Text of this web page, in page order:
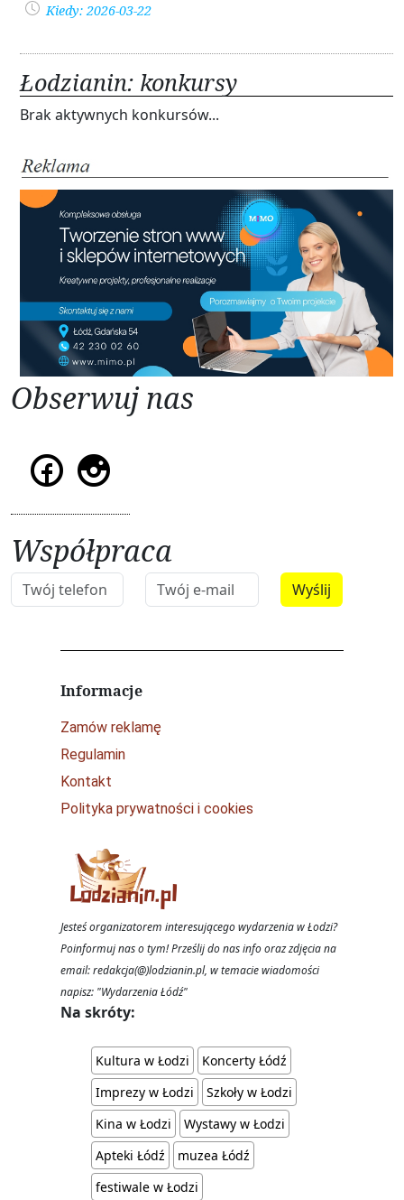
Kiedy: 2026-03-22
Łodzianin: konkursy
Brak aktywnych konkursów...
Obserwuj nas
Współpraca
Informacje
Zamów reklamę
Regulamin
Kontakt
Polityka prywatności i cookies
Jesteś organizatorem interesującego wydarzenia w Łodzi?
Poinformuj nas o tym! Prześlij do nas info oraz zdjęcia na
email: redakcja(@)lodzianin.pl, w temacie wiadomości
napisz: "Wydarzenia Łódź"
Na skróty:
Kultura w Łodzi
Koncerty Łódź
Imprezy w Łodzi
Szkoły w Łodzi
Kina w Łodzi
Wystawy w Łodzi
Apteki Łódź
muzea Łódź
festiwale w Łodzi